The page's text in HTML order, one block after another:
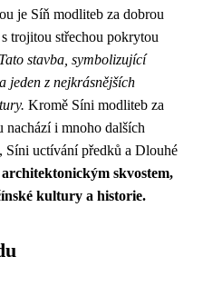
je Síň modliteb za dobrou
trojitou střechou pokrytou
Tato stavba, symbolizující
jeden z nejkrásnějších
Kromě Síni modliteb za
nachází i mnoho dalších
Síni uctívání předků a Dlouhé
skvostem,
kultury a historie.